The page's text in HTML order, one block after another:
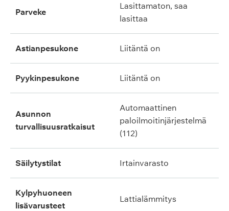
parveke
lasittamaton, saa
lasittaa
astianpesukone liitäntä on
pyykinpesukone liitäntä on
asunnon
turvallisuusratkaisut
automaattinen
paloilmoitinjärjestelmä
(112)
säilytystilat irtainvarasto
kylpyhuoneen
lisävarusteet
lattialämmitys